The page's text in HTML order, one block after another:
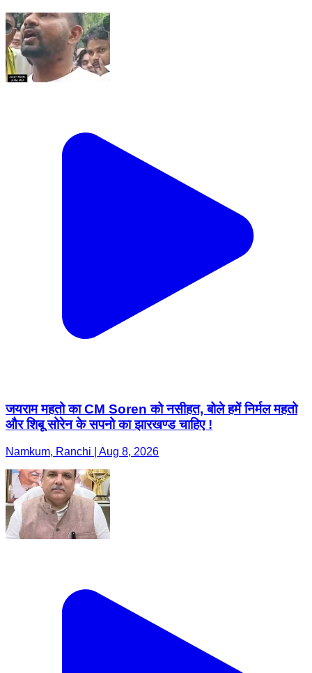
जयराम महतो का CM Soren को नसीहत, बोले हमें निर्मल महतो
और शिबू सोरेन के सपनो का झारखण्ड चाहिए !
Namkum, Ranchi | Aug 8, 2026